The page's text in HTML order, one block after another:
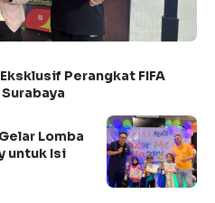
Perangkat FIFA
Lomba
untuk Isi